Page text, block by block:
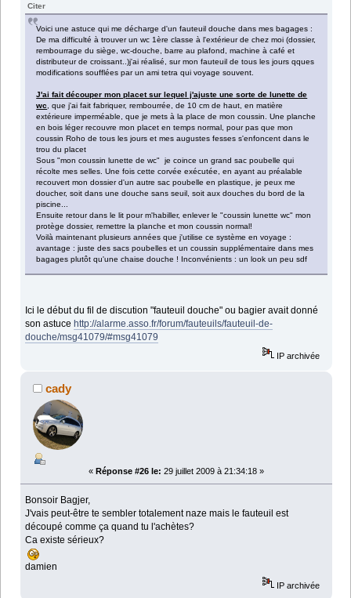
Citer
Voici une astuce qui me décharge d'un fauteuil douche dans mes bagages :
De ma difficulté à trouver un wc 1ère classe à l'extérieur de chez moi (dossier,
rembourrage du siège, wc-douche, barre au plafond, machine à café et
distributeur de croissant..)j'ai réalisé, sur mon fauteuil de tous les jours qques
modifications soufflées par un ami tetra qui voyage souvent.
J'ai fait découper mon placet sur lequel j'ajuste une sorte de lunette de
wc
, que j'ai fait fabriquer, rembourrée, de 10 cm de haut, en matière
extérieure imperméable, que je mets à la place de mon coussin. Une planche
en bois léger recouvre mon placet en temps normal, pour pas que mon
coussin Roho de tous les jours et mes augustes fesses s'enfoncent dans le
trou du placet
Sous "mon coussin lunette de wc" je coince un grand sac poubelle qui
récolte mes selles. Une fois cette corvée exécutée, en ayant au préalable
recouvert mon dossier d'un autre sac poubelle en plastique, je peux me
doucher, soit dans une douche sans seuil, soit aux douches du bord de la
piscine...
Ensuite retour dans le lit pour m'habiller, enlever le "coussin lunette wc" mon
protège dossier, remettre la planche et mon coussin normal!
Voilà maintenant plusieurs années que j'utilise ce système en voyage :
avantage : juste des sacs poubelles et un coussin supplémentaire dans mes
bagages plutôt qu'une chaise douche ! Inconvénients : un look un peu sdf
Ici le début du fil de discution "fauteuil douche" ou bagier avait donné
son astucehttp://alarme.asso.fr/forum/fauteuils/fauteuil-de-
douche/msg41079/#msg41079
IP archivée
cady
« Réponse #26 le: 29 juillet 2009 à 21:34:18 »
Bonsoir Bagjer,
J'vais peut-être te sembler totalement naze mais le fauteuil est
découpé comme ça quand tu l'achètes?
Ca existe sérieux?
damien
IP archivée